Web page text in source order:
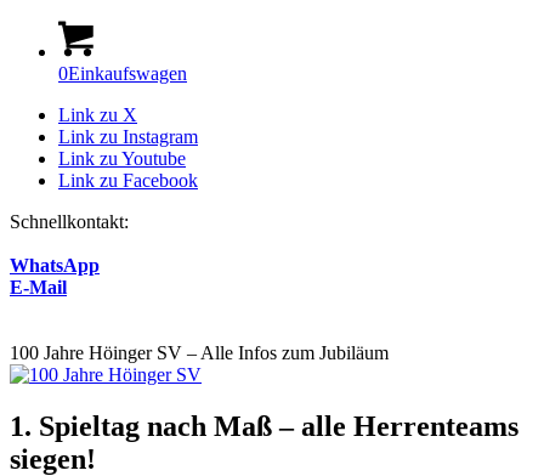
0Einkaufswagen
Link zu X
Link zu Instagram
Link zu Youtube
Link zu Facebook
Schnellkontakt:
WhatsApp
E-Mail
100 Jahre Höinger SV – Alle Infos zum Jubiläum
1. Spieltag nach Maß – alle Herrenteams
siegen!